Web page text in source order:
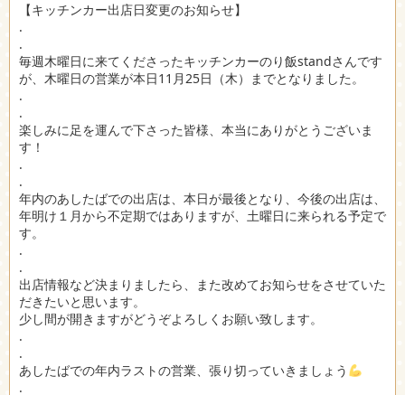
【キッチンカー出店日変更のお知らせ】
.
.
毎週木曜日に来てくださったキッチンカーのり飯standさんです
が、木曜日の営業が本日11月25日（木）までとなりました。
.
.
楽しみに足を運んで下さった皆様、本当にありがとうございま
す！
.
.
年内のあしたばでの出店は、本日が最後となり、今後の出店は、
年明け１月から不定期ではありますが、土曜日に来られる予定で
す。
.
.
出店情報など決まりましたら、また改めてお知らせをさせていた
だきたいと思います。
少し間が開きますがどうぞよろしくお願い致します。
.
.
あしたばでの年内ラストの営業、張り切っていきましょう
.